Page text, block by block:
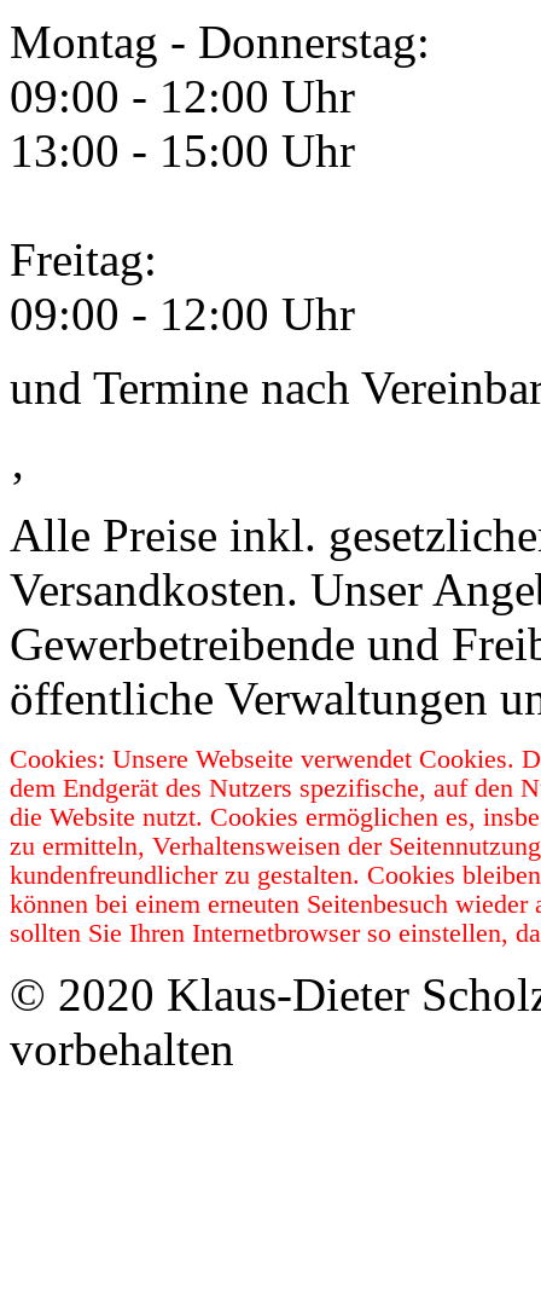
Montag - Donnerstag:
09:00 - 12:00 Uhr
13:00 - 15:00 Uhr
Freitag:
09:00 - 12:00 Uhr
und Termine nach
‚
Alle Preise inkl.
Versandkosten. Unser
Gewerbetreibende und
öffentliche Verwaltungen
Cookies: Unsere Webseite verwendet Cookies.
dem Endgerät des Nutzers spezifische, auf den
die Website nutzt. Cookies ermöglichen es,
zu ermitteln, Verhaltensweisen der
kundenfreundlicher zu gestalten. Cookies
können bei einem erneuten Seitenbesuch
sollten Sie Ihren Internetbrowser so einstellen,
© 2020 Klaus-Dieter
vorbehalten